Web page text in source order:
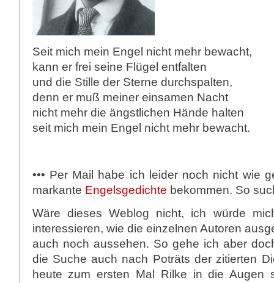
Seit mich mein Engel nicht mehr bewacht,
kann er frei seine Flügel entfalten
und die Stille der Sterne durchspalten,
denn er muß meiner einsamen Nacht
nicht mehr die ängstlichen Hände halten
seit mich mein Engel nicht mehr bewacht.
••• Per Mail habe ich leider noch nicht wie
markante Engelsgedichte bekommen. So
Wäre dieses Weblog nicht, ich würde
interessieren, wie die einzelnen Autoren
auch noch aussehen. So gehe ich aber
die Suche auch nach Poträts der zitierten
heute zum ersten Mal Rilke in die Augen